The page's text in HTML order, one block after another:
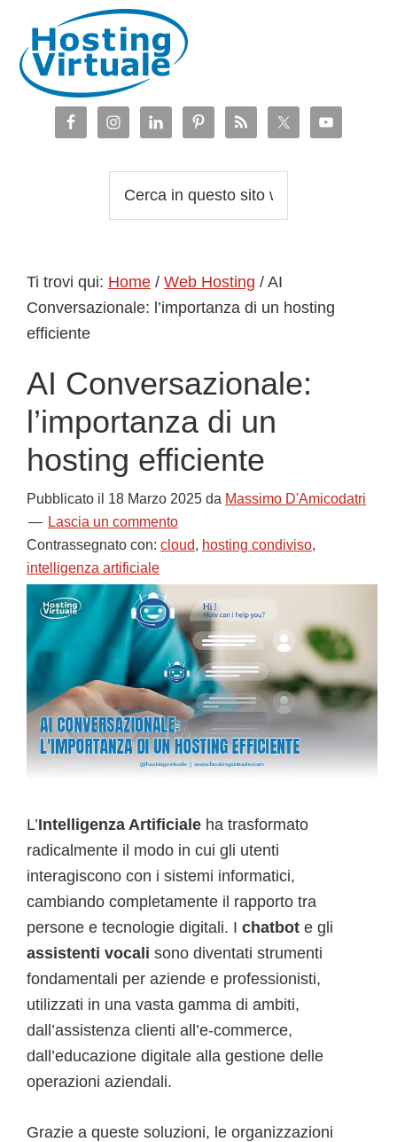
navigazione
primaria
contenuto
principale
barra
laterale
piè
web
Ti trovi qui: Home / Web Hosting / AI
Conversazionale: l’importanza di un hosting
efficiente
AI Conversazionale:
l’importanza di un
hosting efficiente
Pubblicato il 18 Marzo 2025 da Massimo D'Amicodatri
Lascia un commento
Contrassegnato con: cloud, hosting condiviso,
intelligenza artificiale
L’Intelligenza Artificiale ha trasformato
radicalmente il modo in cui gli utenti
interagiscono con i sistemi informatici,
cambiando completamente il rapporto tra
persone e tecnologie digitali. I chatbot e gli
assistenti vocali sono diventati strumenti
fondamentali per aziende e professionisti,
utilizzati in una vasta gamma di ambiti,
dall’assistenza clienti all’e-commerce,
dall’educazione digitale alla gestione delle
operazioni aziendali.
Grazie a queste soluzioni, le organizzazioni